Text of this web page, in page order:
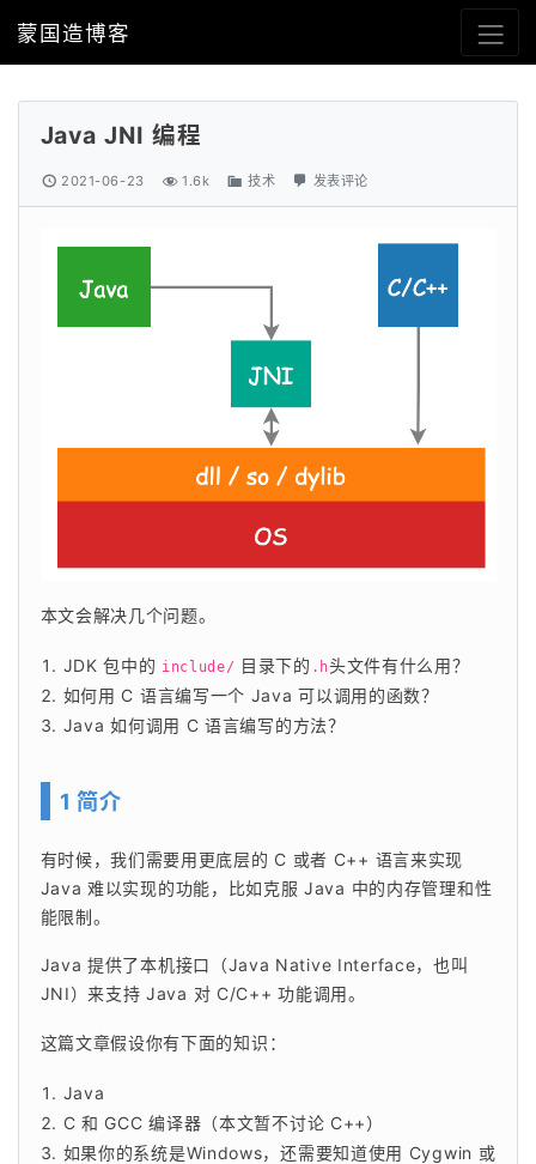
蒙国造博客
Java JNI 编程
2021-06-23 1.6k 技术 发表评论
本文会解决几个问题。
JDK 包中的 include/ 目录下的 .h头文件有什么用？
如何用 C 语言编写一个 Java 可以调用的函数？
Java 如何调用 C 语言编写的方法？
1 简介
有时候，我们需要用更底层的 C 或者 C++ 语言来实现
Java 难以实现的功能，比如克服 Java 中的内存管理和性
能限制。
Java 提供了本机接口（Java Native Interface，也叫
JNI）来支持 Java 对 C/C++ 功能调用。
这篇文章假设你有下面的知识：
Java
C 和 GCC 编译器（本文暂不讨论 C++）
如果你的系统是Windows，还需要知道使用 Cygwin 或